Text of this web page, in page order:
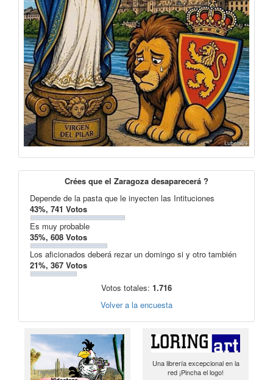
Crées que el Zaragoza desaparecerá ?
Depende de la pasta que le inyecten las Intituciones
43%, 741 Votos
Es muy probable
35%, 608 Votos
Los aficionados deberá rezar un domingo si y otro también
21%, 367 Votos
Votos totales: 1.716
Volver a la encuesta
Una librería excepcional en la
red ¡Pincha el logo!